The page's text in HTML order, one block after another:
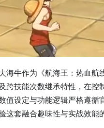
海牛作为《航海王：热血航
跨技能次数继承特性，在控
值设定与功能逻辑严格遵
这套融合趣味性与实战效能